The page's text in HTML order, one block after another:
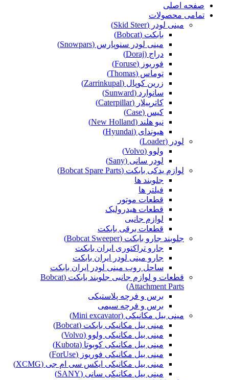
صفحه اصلی
تمامی محصولات
مینی لودر (Skid Steer)
بابکت (Bobcat)
مینی لودر سنوپارس (Snowpars)
دراج (Doraj)
فوریوز (Foruse)
توماس (Thomas)
زرین کوپال (Zarrinkupal)
سانوارد (Sunward)
کاترپیلار (Caterpillar)
کیس (Case)
نیو هلند (New Holland)
هیوندای (Hyundai)
لودر (Loader)
ولوو (Volvo)
لودر سانی (Sany)
لوازم یدکی بابکت (Bobcat Spare Parts)
جلوبند ها
فیلتر ها
قطعات موتور
قطعات هیدرولیک
لوازم جانبی
قطعات برقی بابکت
جلوبند جارو بابکت (Bobcat Sweeper)
جارو تراکتوری ایران بابکت
جارو مینی لودر ایران بابکت
ساحل روب مینی لودر ایران بابکت
قطعات و لوازم جانبی جلوبند بابکت (Bobcat
Attachment Parts)
برس و فرچه پلاستیکی
برس و فرچه سیمی
مینی بیل مکانیکی (Mini excavator)
مینی بیل مکانیکی بابکت (Bobcat)
مینی بیل مکانیکی ولوو (Volvo)
مینی بیل مکانیکی کوبوتا (Kubota)
مینی بیل مکانیکی فوریوز (ForUse)
مینی بیل مکانیکی ایکس سی ام جی (XCMG)
مینی بیل مکانیکی سانی (SANY)